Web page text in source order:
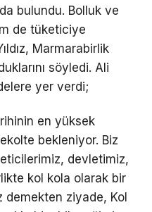
bulundu. Bolluk ve
de tüketiciye
Marmarabirlik
söyledi. Ali
yer verdi;
en yüksek
bekleniyor. Biz
devletimiz,
kol kola olarak bir
demekten ziyade, Kol